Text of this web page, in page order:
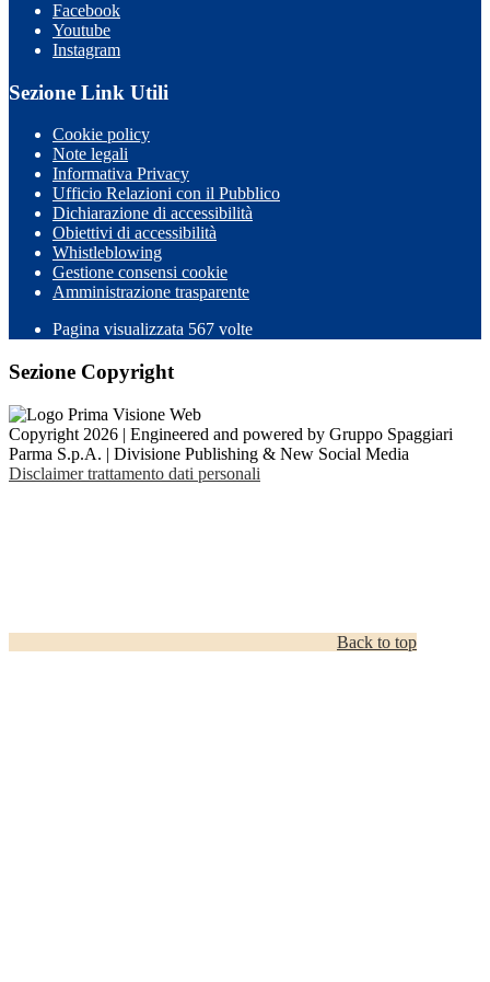
Facebook
Youtube
Instagram
Sezione Link Utili
Cookie policy
Note legali
Informativa Privacy
Ufficio Relazioni con il Pubblico
Dichiarazione di accessibilità
Obiettivi di accessibilità
Whistleblowing
Gestione consensi cookie
Amministrazione trasparente
Pagina visualizzata 567 volte
Sezione Copyright
Copyright 2026 | Engineered and powered by Gruppo Spaggiari
Parma S.p.A. | Divisione Publishing & New Social Media
Disclaimer trattamento dati personali
Back to top